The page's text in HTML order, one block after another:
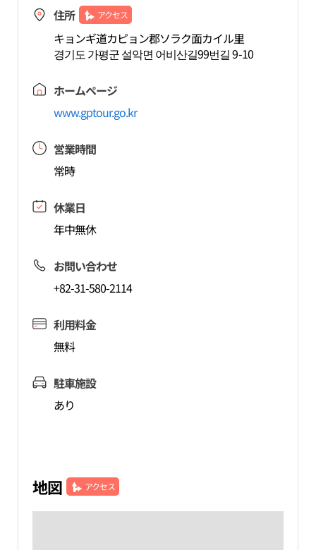
住所 アクセス
キョンギ道カピョン郡ソラク面カイル里
경기도 가평군 설악면 어비산길99번길 9-10
ホームページ
www.gptour.go.kr
営業時間
常時
休業日
年中無休
お問い合わせ
+82-31-580-2114
利用料金
無料
駐車施設
あり
地図 アクセス